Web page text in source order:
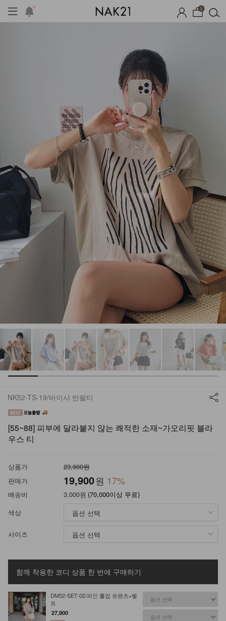
0
시즌오프 1+1 기획세트 자체
NK52-TS-19/바이샤 반팔티
[55~88] 피부에 달라붙지 않는 쾌적한 소재~가오리핏 블라
우스 티
상품가
23,900원
판매가
19,900원 17%
배송비 3,000원 (70,000이상 무료)
색상
사이즈
함께 착용한 코디 상품 한 번에 구매하기
DM52-SET-02/파인 롤업 숏팬츠+벨
트
27,900